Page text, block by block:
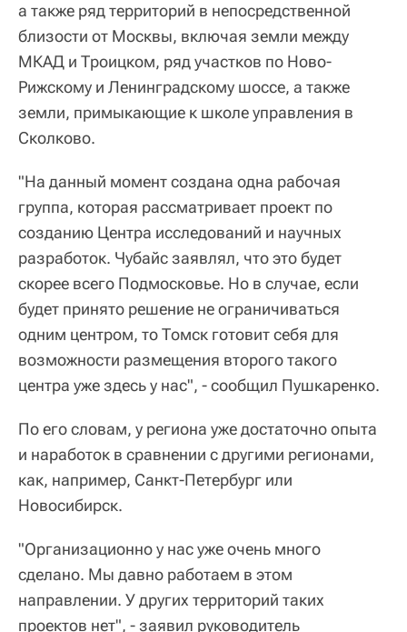
а также ряд территорий в непосредственной
близости от Москвы, включая земли между
МКАД и Троицком, ряд участков по Ново-
Рижскому и Ленинградскому шоссе, а также
земли, примыкающие к школе управления в
Сколково.
"На данный момент создана одна рабочая
группа, которая рассматривает проект по
созданию Центра исследований и научных
разработок. Чубайс заявлял, что это будет
скорее всего Подмосковье. Но в случае, если
будет принято решение не ограничиваться
одним центром, то Томск готовит себя для
возможности размещения второго такого
центра уже здесь у нас", - сообщил Пушкаренко.
По его словам, у региона уже достаточно опыта
и наработок в сравнении с другими регионами,
как, например, Санкт-Петербург или
Новосибирск.
"Организационно у нас уже очень много
сделано. Мы давно работаем в этом
направлении. У других территорий таких
проектов нет", - заявил руководитель